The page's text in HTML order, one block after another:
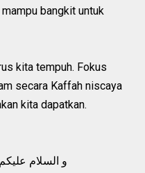
bangkit untuk
kita tempuh. Fokus
secara Kaffah niscaya
kita dapatkan.
و السلام